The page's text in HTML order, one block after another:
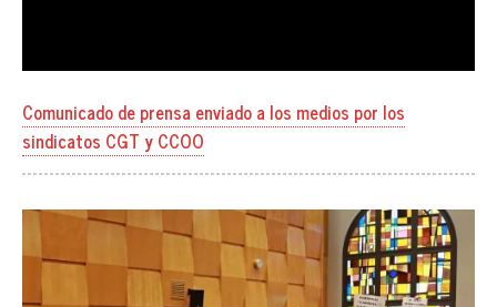
Comunicado de prensa enviado a los medios por los
sindicatos CGT y CCOO